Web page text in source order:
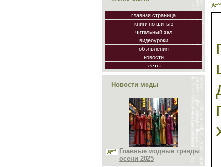
главная страница
книги по шитью
читальный зал
видеоуроки
объявления
новости
тесты
Новости моды
Главные модные тренды
осени 2025